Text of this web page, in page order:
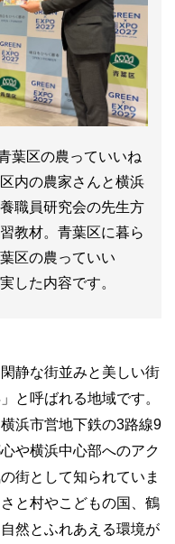
葉区の農っていいね
内の農家さんと横浜
職員研究会の先生方
教材。青葉区に暮ら
区の農っていい
した内容です。
静な街並みと美しい街
と呼ばれる地域です。
浜市営地下鉄の3路線9
や横浜中心部へのアク
街として知られていま
と村やこどもの国、鶴
然とふれあえる環境が